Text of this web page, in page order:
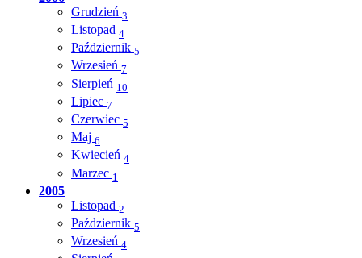
Grudzień 3
Listopad 4
Październik 5
Wrzesień 7
Sierpień 10
Lipiec 7
Czerwiec 5
Maj 6
Kwiecień 4
Marzec 1
2005
Listopad 2
Październik 5
Wrzesień 4